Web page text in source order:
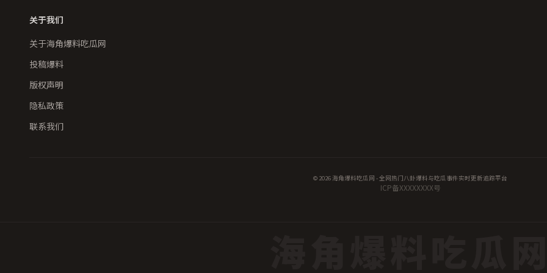
关于我们
关于海角爆料吃瓜网
投稿爆料
版权声明
隐私政策
联系我们
© 2026 海角爆料吃瓜网 - 全网热门八卦爆料与吃瓜事件实时更新追踪平台
ICP备XXXXXXXX号